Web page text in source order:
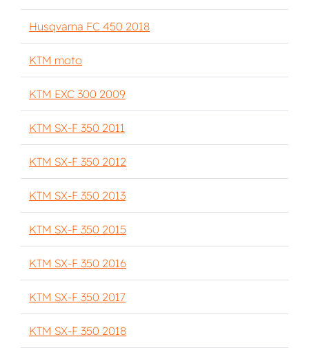
Husqvarna FC 450 2018
KTM moto
KTM EXC 300 2009
KTM SX-F 350 2011
KTM SX-F 350 2012
KTM SX-F 350 2013
KTM SX-F 350 2015
KTM SX-F 350 2016
KTM SX-F 350 2017
KTM SX-F 350 2018